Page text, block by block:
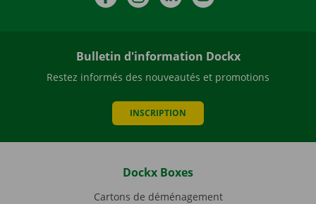
Bulletin d'information Dockx
Restez informés des nouveautés et promotions
INSCRIPTION
Dockx Boxes
Cartons de déménagement